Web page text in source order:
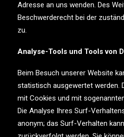
Adresse an uns wenden. Des
Beschwerderecht bei der
zu.
Analyse-Tools und Tools von
Beim Besuch unserer Website
statistisch ausgewertet werden.
mit Cookies und mit
Die Analyse Ihres Surf-
anonym; das Surf-Verhalten